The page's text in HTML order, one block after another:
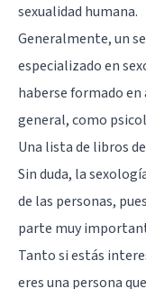
sexualidad humana.
Generalmente, un
especializado en
haberse formado
general, como
Una lista de libros
Sin duda, la
de las personas,
parte muy
Tanto si estás
eres una persona